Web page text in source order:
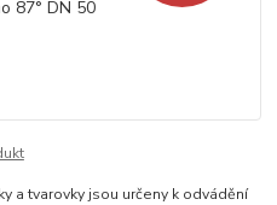
a tvarovky jsou určeny k odvádění